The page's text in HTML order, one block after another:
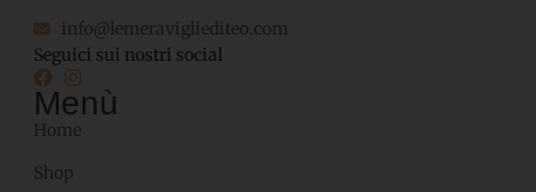
info@lemeravigliediteo.com
Seguici sui nostri social
Menù
Home
Shop